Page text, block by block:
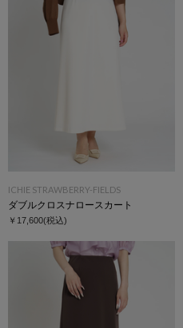
ICHIE STRAWBERRY-FIELDS
ダブルクロスナロースカート
￥17,600(税込)